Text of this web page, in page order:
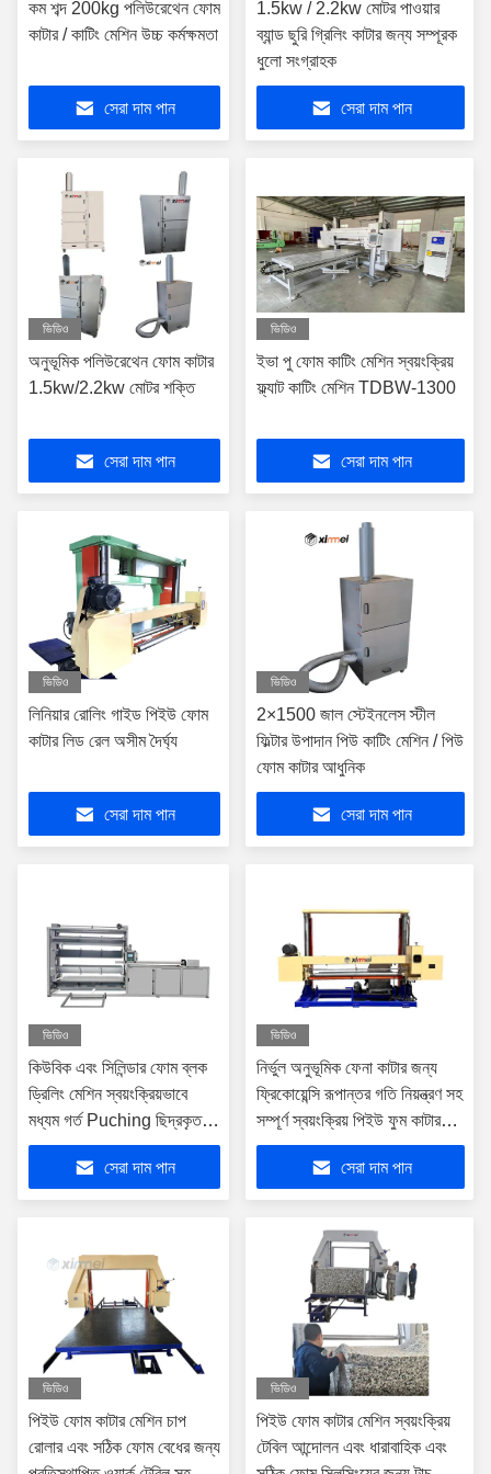
কম শব্দ 200kg পলিউরেথেন ফোম
কাটার / কাটিং মেশিন উচ্চ কর্মক্ষমতা
সেরা দাম পান
1.5kw / 2.2kw মোটর পাওয়ার
ব্যান্ড ছুরি গ্রিলিং কাটার জন্য সম্পূরক
ধুলো সংগ্রাহক
সেরা দাম পান
ভিডিও
অনুভূমিক পলিউরেথেন ফোম কাটার
1.5kw/2.2kw মোটর শক্তি
সেরা দাম পান
ভিডিও
ইভা পু ফোম কাটিং মেশিন স্বয়ংক্রিয়
ফ্ল্যাট কাটিং মেশিন TDBW-1300
সেরা দাম পান
ভিডিও
লিনিয়ার রোলিং গাইড পিইউ ফোম
কাটার লিড রেল অসীম দৈর্ঘ্য
সেরা দাম পান
ভিডিও
2×1500 জাল স্টেইনলেস স্টীল
ফিল্টার উপাদান পিউ কাটিং মেশিন / পিউ
ফোম কাটার আধুনিক
সেরা দাম পান
ভিডিও
কিউবিক এবং সিলিন্ডার ফোম ব্লক
ড্রিলিং মেশিন স্বয়ংক্রিয়ভাবে
মধ্যম গর্ত Puching ছিদ্রকৃত
স্বয়ংক্রিয় খাওয়ানো
সেরা দাম পান
ভিডিও
নির্ভুল অনুভূমিক ফেনা কাটার জন্য
ফ্রিকোয়েন্সি রূপান্তর গতি নিয়ন্ত্রণ সহ
সম্পূর্ণ স্বয়ংক্রিয় পিইউ ফুম কাটার
মেশিন
সেরা দাম পান
ভিডিও
পিইউ ফোম কাটার মেশিন চাপ
রোলার এবং সঠিক ফোম বেধের জন্য
ভিডিও
পিইউ ফোম কাটার মেশিন স্বয়ংক্রিয়
টেবিল আন্দোলন এবং ধারাবাহিক এবং